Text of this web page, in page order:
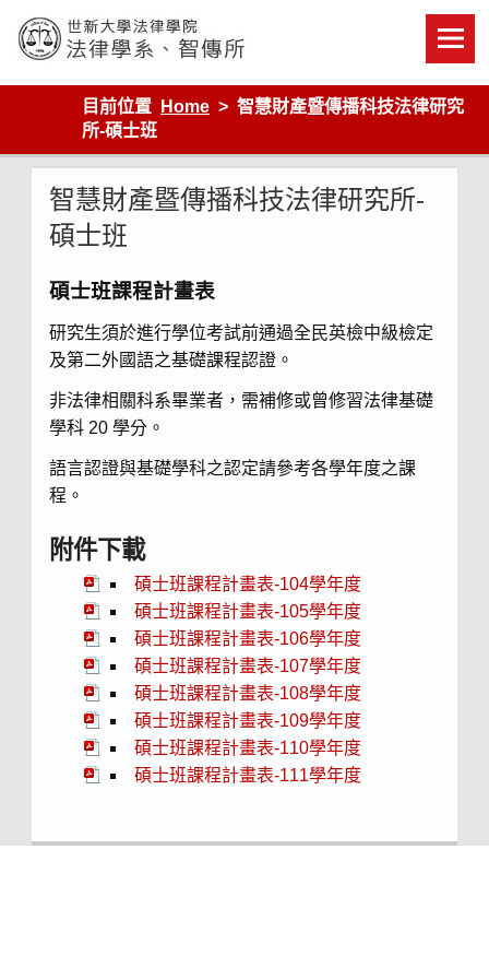
content
世新大學法律學院-法律學系-智慧財產暨科技法律研究所
目前位置
Home
智慧財產暨傳播科技法律研究
所-碩士班
智慧財產暨傳播科技法律研究所-
碩士班
碩士班課程計畫表
研究生須於進行學位考試前通過全民英檢中級檢定
及第二外國語之基礎課程認證。
非法律相關科系畢業者，需補修或曾修習法律基礎
學科 20 學分。
語言認證與基礎學科之認定請參考各學年度之課
程。
附件下載
碩士班課程計畫表-104學年度
碩士班課程計畫表-105學年度
碩士班課程計畫表-106學年度
碩士班課程計畫表-107學年度
碩士班課程計畫表-108學年度
碩士班課程計畫表-109學年度
碩士班課程計畫表-110學年度
碩士班課程計畫表-111學年度